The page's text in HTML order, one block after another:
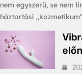
nem egyszerű, se nem
háztartási